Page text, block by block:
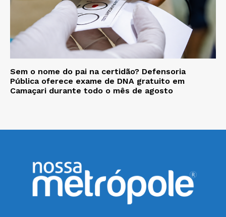
Sem o nome do pai na certidão? Defensoria
Pública oferece exame de DNA gratuito em
Camaçari durante todo o mês de agosto